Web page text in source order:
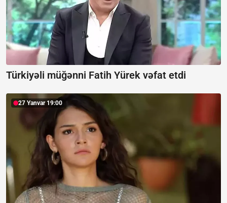
Türkiyəli müğənni Fatih Yürek vəfat etdi
27 Yanvar 19:00